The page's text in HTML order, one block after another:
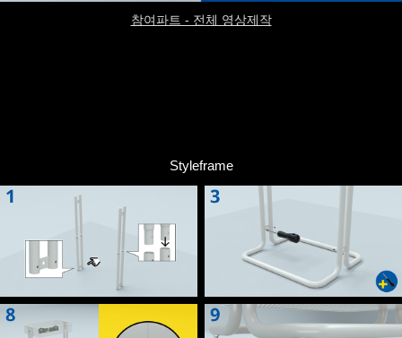
참여파트 - 전체 영상제작
Styleframe